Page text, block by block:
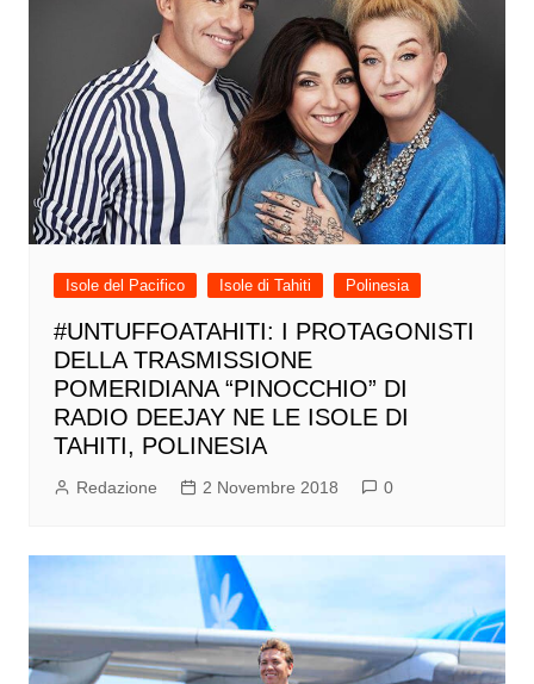
Isole del Pacifico Isole di Tahiti Polinesia
#UNTUFFOATAHITI: I PROTAGONISTI
DELLA TRASMISSIONE
POMERIDIANA “PINOCCHIO” DI
RADIO DEEJAY NE LE ISOLE DI
TAHITI, POLINESIA
Redazione 2 Novembre 2018 0